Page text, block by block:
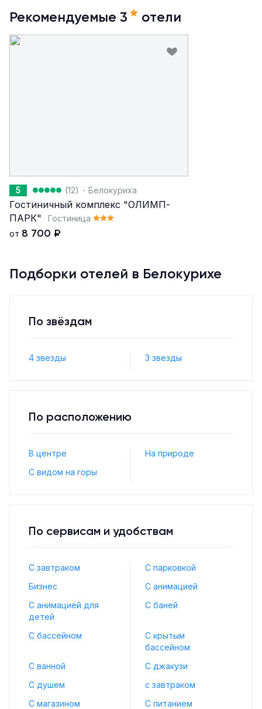
Рекомендуемые 3 отели
5 (12) · Белокуриха
Гостиничный комплекс "ОЛИМП-
ПАРК"
Гостиница
от 8 700 ₽
Подборки отелей в Белокурихе
По звёздам
4 звезды 3 звезды
По расположению
В центре
На природе
С видом на горы
По сервисам и удобствам
С завтраком
С парковкой
Бизнес
С анимацией
С анимацией для
детей
С баней
С бассейном
С крытым
бассейном
С ванной
С джакузи
С душем
с завтраком
С магазином
С питанием